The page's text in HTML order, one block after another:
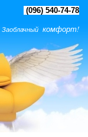
(096) 540-74-78
Заоблачный комфорт!